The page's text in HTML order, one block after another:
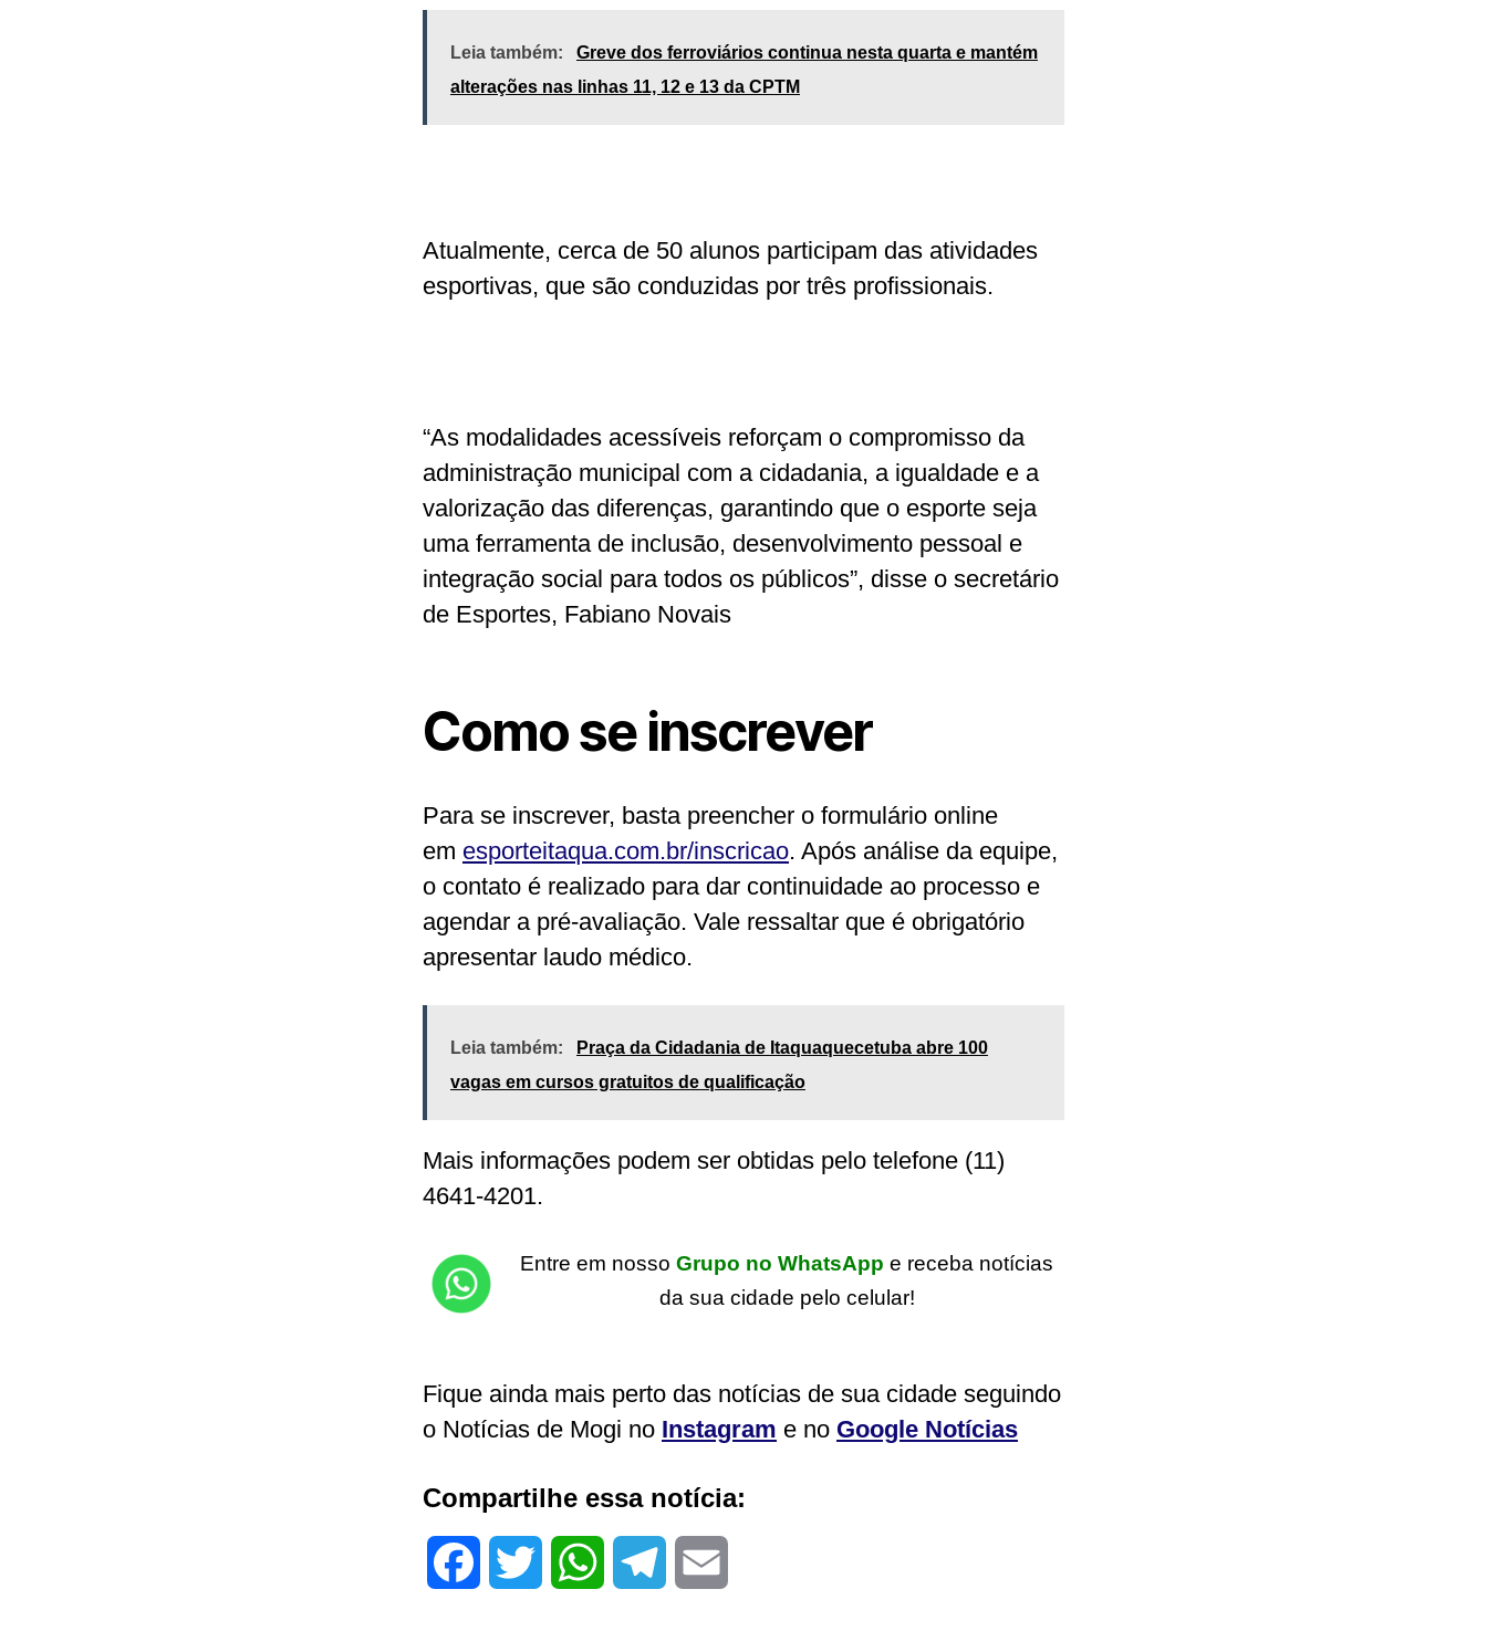
Leia também:
Greve dos ferroviários continua nesta quarta e mantém
alterações nas linhas 11, 12 e 13 da CPTM
Atualmente, cerca de 50 alunos participam das atividades
esportivas, que são conduzidas por três profissionais.
“As modalidades acessíveis reforçam o compromisso da
administração municipal com a cidadania, a igualdade e a
valorização das diferenças, garantindo que o esporte seja
uma ferramenta de inclusão, desenvolvimento pessoal e
integração social para todos os públicos”, disse o secretário
de Esportes, Fabiano Novais
Como se inscrever
Para se inscrever, basta preencher o formulário online
em esporteitaqua.com.br/inscricao. Após análise da equipe,
o contato é realizado para dar continuidade ao processo e
agendar a pré-avaliação. Vale ressaltar que é obrigatório
apresentar laudo médico.
Leia também:
Praça da Cidadania de Itaquaquecetuba abre 100
vagas em cursos gratuitos de qualificação
Mais informações podem ser obtidas pelo telefone (11)
4641-4201.
Entre em nosso Grupo no WhatsApp e receba notícias
da sua cidade pelo celular!
Fique ainda mais perto das notícias de sua cidade seguindo
o Notícias de Mogi no Instagram e no Google Notícias
Compartilhe essa notícia: